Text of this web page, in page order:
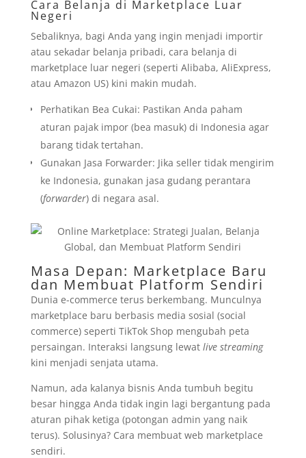
Cara Belanja di Marketplace Luar
Negeri
Sebaliknya, bagi Anda yang ingin menjadi importir
atau sekadar belanja pribadi, cara belanja di
marketplace luar negeri (seperti Alibaba, AliExpress,
atau Amazon US) kini makin mudah.
Perhatikan Bea Cukai: Pastikan Anda paham
aturan pajak impor (bea masuk) di Indonesia agar
barang tidak tertahan.
Gunakan Jasa Forwarder: Jika seller tidak mengirim
ke Indonesia, gunakan jasa gudang perantara
(forwarder) di negara asal.
Masa Depan: Marketplace Baru
dan Membuat Platform Sendiri
Dunia e-commerce terus berkembang. Munculnya
marketplace baru berbasis media sosial (social
commerce) seperti TikTok Shop mengubah peta
persaingan. Interaksi langsung lewat live streaming
kini menjadi senjata utama.
Namun, ada kalanya bisnis Anda tumbuh begitu
besar hingga Anda tidak ingin lagi bergantung pada
aturan pihak ketiga (potongan admin yang naik
terus). Solusinya? Cara membuat web marketplace
sendiri.